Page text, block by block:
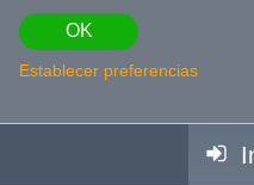
OK
Establecer preferencias